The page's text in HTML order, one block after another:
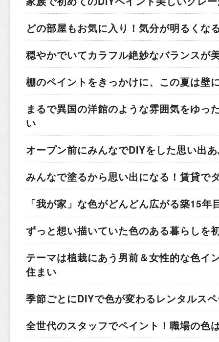
どの部屋もお気に入り！ 気分が明るくな
穏やかでいてカラフル絶妙なバランスが
棚のペイントをきっかけに、この夏は壁
まるで異国の洋館のような雰囲気をゆっ
い
オープン前にみんなでDIYをした思い出
みんなで塗るから思い出になる！ 賃貸で
「我が家」な色がどんどん広がる築15年
ずっと想い描いていた色のある暮らしを
テーマは植栽にあう男前＆女性的な色イ
住まい
季節ごとにDIYで色が変わるレンタルス
全世代のスタッフでペイント！ 職場の色